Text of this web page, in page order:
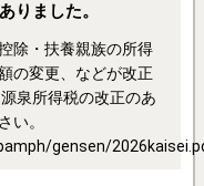
りました。
除・扶養親族の所得
の変更、などが改正
泉所得税の改正のあ
い。
gensen/